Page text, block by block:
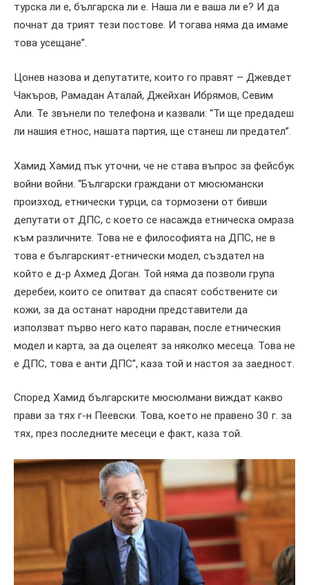
турска ли е, българска ли е. Наша ли е ваша ли е? И да
почнат да трият тези постове. И тогава няма да имаме
това усещане”.
Цонев назова и депутатите, които го правят – Джевдет
Чакъров, Рамадан Аталай, Джейхан Ибрямов, Севим
Али. Те звънели по телефона и казвали: “Ти ще предадеш
ли нашия етнос, нашата партия, ще станеш ли предател”.
Хамид Хамид пък уточни, че не става въпрос за фейсбук
войни войни. “Български граждани от мюсюмански
произход, етнически турци, са тормозени от бивши
депутати от ДПС, с което се насажда етническа омраза
към различните. Това не е философията на ДПС, не в
това е българският-етнически модел, създател на
който е д-р Ахмед Доган. Той няма да позволи група
деребеи, които се опитват да спасят собствените си
кожи, за да останат народни представители да
използват първо него като параван, после етническия
модел и карта, за да оцелеят за няколко месеца. Това не
е ДПС, това е анти ДПС”, каза той и настоя за заедност.
Според Хамид българските мюсюлмани виждат какво
прави за тях г-н Пеевски. Това, което не правено 30 г. за
тях, през последните месеци е факт, каза той.